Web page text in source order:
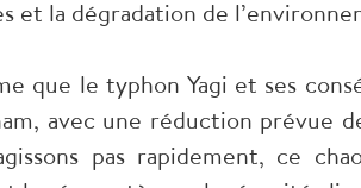
et la dégradation de
que le typhon Yagi et ses
avec une réduction prévue
pas rapidement, ce